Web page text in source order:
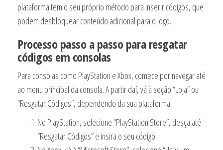
plataforma tem o seu próprio método para inserir códigos, que
podem desbloquear conteúdo adicional para o jogo.
Processo passo a passo para resgatar
códigos em consolas
Para consolas como PlayStation e Xbox, comece por navegar até
ao menu principal da consola. A partir daí, vá à seção “Loja” ou
“Resgatar Códigos”, dependendo da sua plataforma.
No PlayStation, selecione “PlayStation Store”, desça até
“Resgatar Códigos” e insira o seu código.